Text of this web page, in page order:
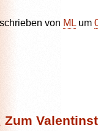
von ML um
Zum